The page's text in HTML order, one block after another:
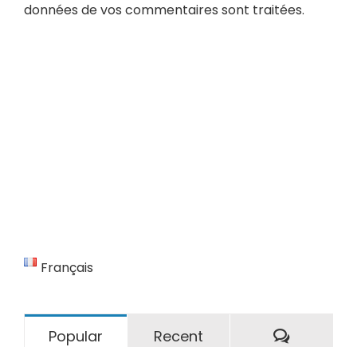
données de vos commentaires sont traitées.
Français
Popular Recent